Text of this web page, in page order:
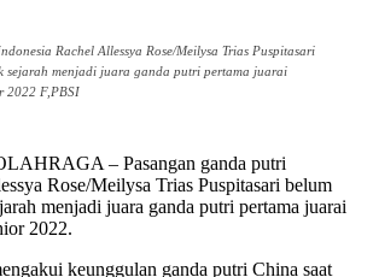
Rachel Allessya Rose/Meilysa Trias Puspitasari
sejarah menjadi juara ganda putri pertama juarai
2022 F,PBSI
– Pasangan ganda putri
Rose/Meilysa Trias Puspitasari belum
menjadi juara ganda putri pertama juarai
2022.
keunggulan ganda putri China saat